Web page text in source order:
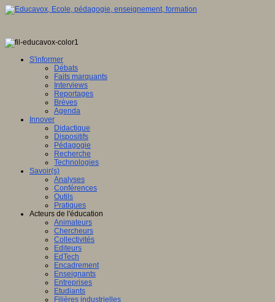
S'informer
Débats
Faits marquants
Interviews
Reportages
Brèves
Agenda
Innover
Didactique
Dispositifs
Pédagogie
Recherche
Technologies
Savoir(s)
Analyses
Conférences
Outils
Pratiques
Acteurs de l'éducation
Animateurs
Chercheurs
Collectivités
Editeurs
EdTech
Encadrement
Enseignants
Entreprises
Etudiants
Filières industrielles